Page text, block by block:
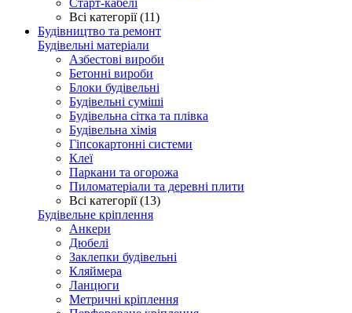
Старт-кабелі
Всі категорії (11)
Будівництво та ремонт
Будівельні матеріали
Азбестові вироби
Бетонні вироби
Блоки будівельні
Будівельні суміші
Будівельна сітка та плівка
Будівельна хімія
Гіпсокартонні системи
Клеї
Паркани та огорожа
Пиломатеріали та деревні плити
Всі категорії (13)
Будівельне кріплення
Анкери
Дюбелі
Заклепки будівельні
Кляймера
Ланцюги
Метричні кріплення